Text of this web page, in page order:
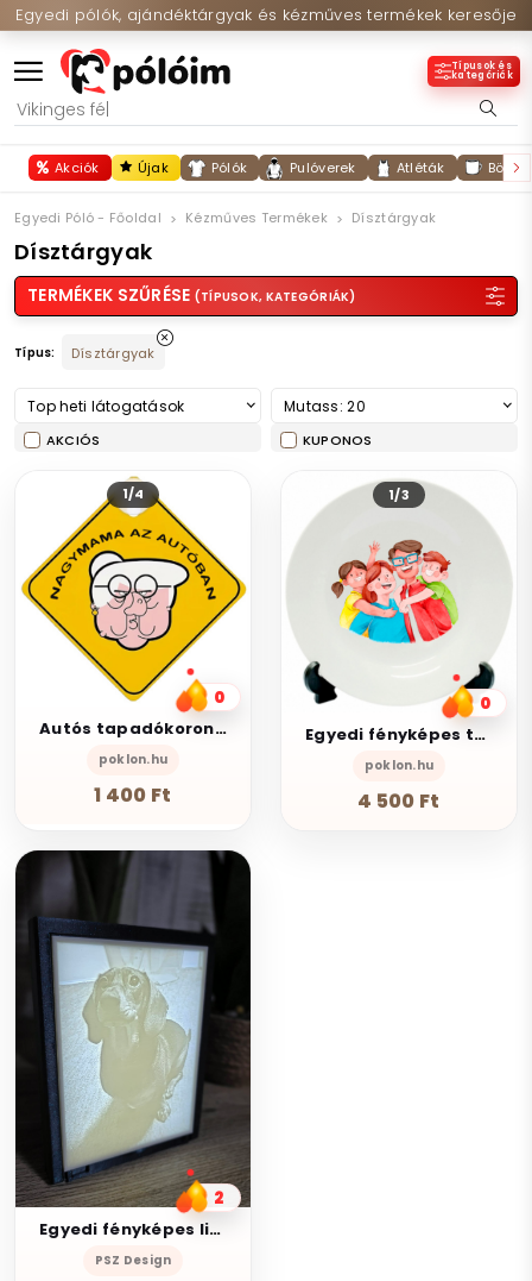
Egyedi pólók, ajándéktárgyak és kézműves termékek keresője
Típusok és
kategóriák
Akciók Újak Pólók Pulóverek Atléták
Egyedi Póló - Főoldal Kézműves Termékek Dísztárgyak
Dísztárgyak
TERMÉKEK SZŰRÉSE (TÍPUSOK, KATEGÓRIÁK)
Típus: Dísztárgyak
Top heti látogatások Mutass: 20
AKCIÓS KUPONOS
1/4
0
Autós tapadókorongos tábla
poklon.hu
1 400 Ft
1/3
0
Egyedi fényképes tányér
poklon.hu
4 500 Ft
2
Egyedi fényképes litofánia
PSZ Design